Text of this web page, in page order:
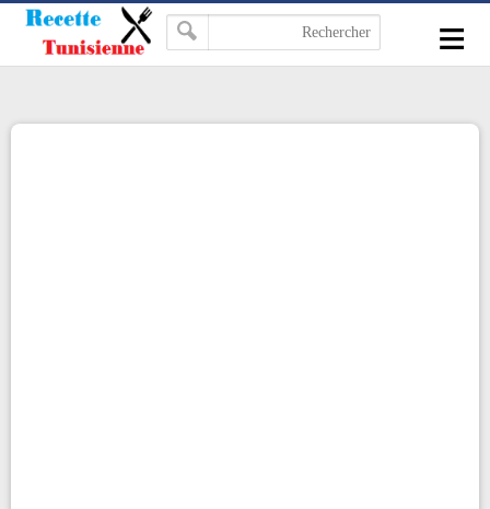
≡